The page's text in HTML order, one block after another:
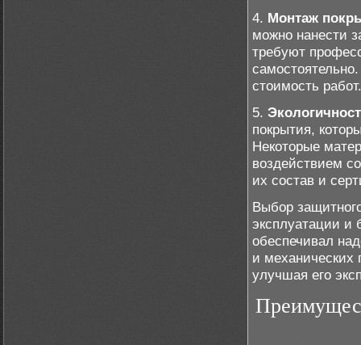
4. Монтаж
можно нанести
требуют
стоимость работ.
5.
покрытия,
Некоторые
воздействием
их состав и
Выбор
эксплуатации
обеспечивал
и механических
улучшая его